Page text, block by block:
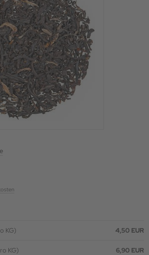
KG) 4,50 EUR
KG) 6,90 EUR